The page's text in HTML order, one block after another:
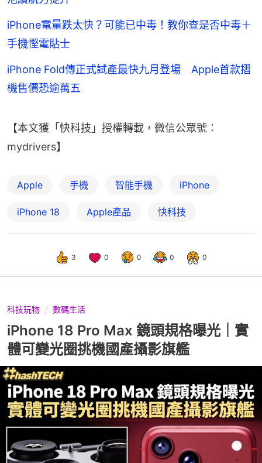
iPhone電量跌太快？可能已中毒！教你查是否中毒＋
手機慳電貼士
iPhone Fold傳正式試產最快九月登場 Apple首款摺
機售價恐逾萬五
【本文獲「快科技」授權轉載，微信公眾號：
mydrivers】
Apple 手機 智能手機 iPhone
iPhone 18 Apple產品 快科技
3 0 0 0 0
科技玩物 數碼生活
iPhone 18 Pro Max 鏡頭規格曝光｜實
體可變光圈挑機國產攝影旗艦